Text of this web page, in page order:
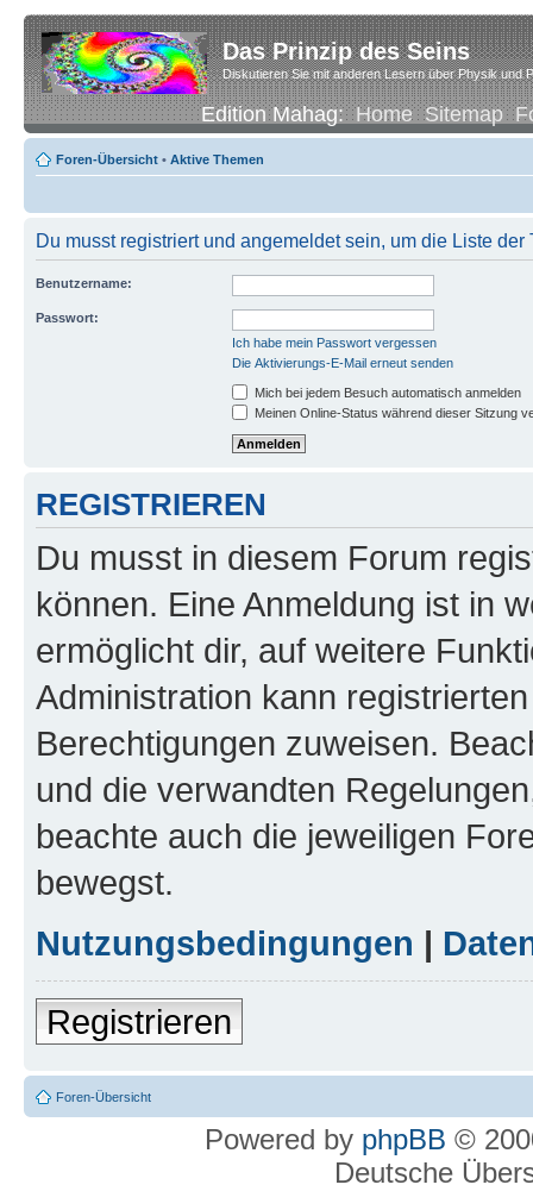
Das Prinzip des Seins
Diskutieren Sie mit anderen Lesern über Physik und
Edition Mahag:Home Sitemap
Foren-Übersicht • Aktive Themen
Du musst registriert und angemeldet sein, um die Liste
Benutzername:
Passwort:
Ich habe mein Passwort vergessen
Die Aktivierungs-E-Mail erneut senden
Mich bei jedem Besuch automatisch anmelden
Meinen Online-Status während dieser Sitzung
REGISTRIEREN
Du musst in diesem Forum
können. Eine Anmeldung ist in
ermöglicht dir, auf weitere
Administration kann
Berechtigungen zuweisen.
und die verwandten
beachte auch die jeweiligen
bewegst.
Nutzungsbedingungen |
Registrieren
Foren-Übersicht
Powered by phpBB ©
Deutsche